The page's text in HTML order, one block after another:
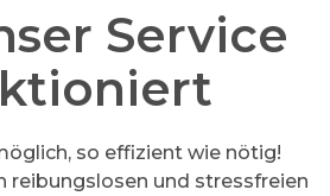
Service
so effizient wie nötig!
reibungslosen und stressfreien